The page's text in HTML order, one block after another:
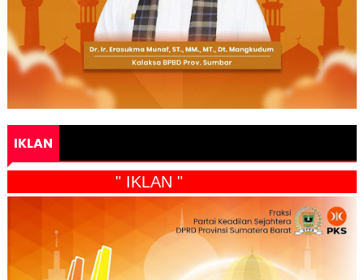
IKLAN
" IKLAN "